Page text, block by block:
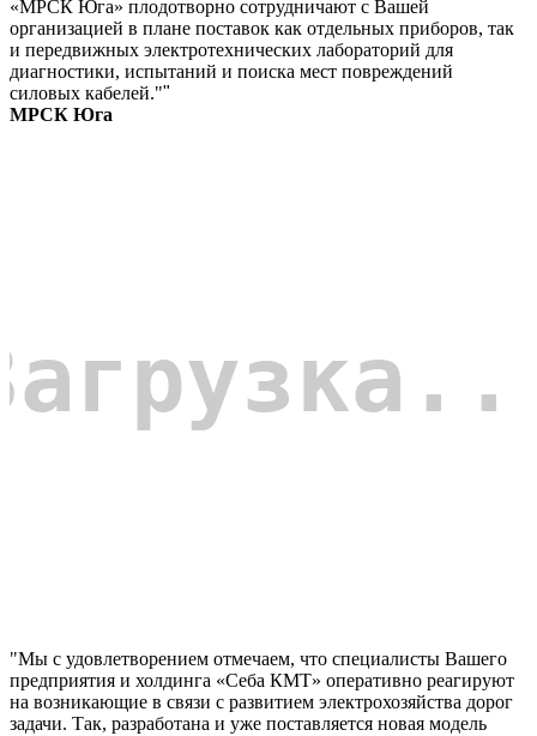
«МРСК Юга» плодотворно сотрудничают с Вашей
организацией в плане поставок как отдельных приборов, так
и передвижных электротехнических лабораторий для
диагностики, испытаний и поиска мест повреждений
силовых кабелей.""
МРСК Юга
"Мы с удовлетворением отмечаем, что специалисты Вашего
предприятия и холдинга «Себа КМТ» оперативно реагируют
на возникающие в связи с развитием электрохозяйства дорог
задачи. Так, разработана и уже поставляется новая модель